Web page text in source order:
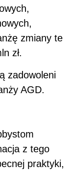
zmiany te
zł.
zadowoleni
AGD.
z tego
praktyki,